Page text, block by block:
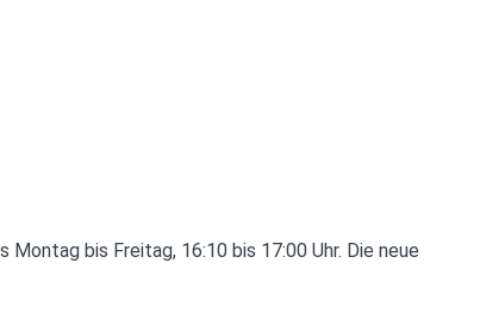
bis Freitag, 16:10 bis 17:00 Uhr. Die neue